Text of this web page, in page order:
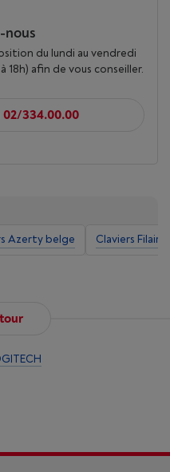
nous
du lundi au vendredi
18h) afin de vous conseiller.
334.00.00
Azerty belge Claviers Filaire